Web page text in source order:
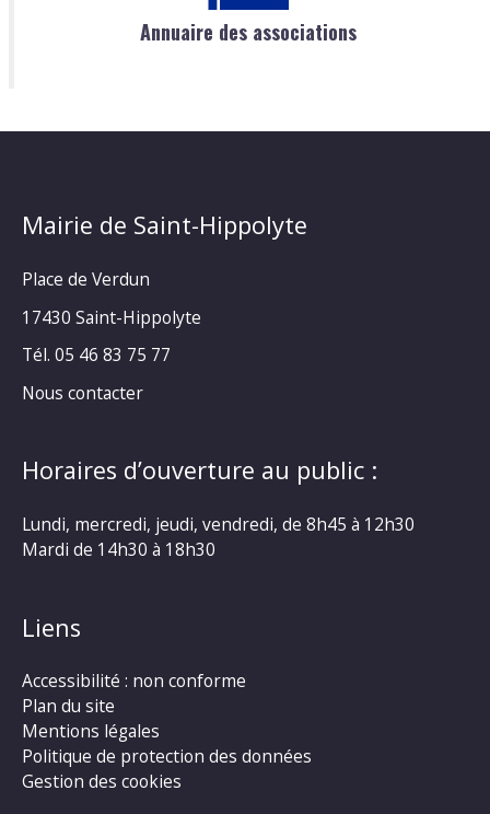
Annuaire des associations
Mairie de Saint-Hippolyte
Place de Verdun
17430 Saint-Hippolyte
Tél. 05 46 83 75 77
Nous contacter
Horaires d’ouverture au public :
Lundi, mercredi, jeudi, vendredi, de 8h45 à 12h30
Mardi de 14h30 à 18h30
Liens
Accessibilité : non conforme
Plan du site
Mentions légales
Politique de protection des données
Gestion des cookies